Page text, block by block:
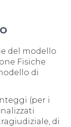
del modello
Fisiche
di
(per i
di